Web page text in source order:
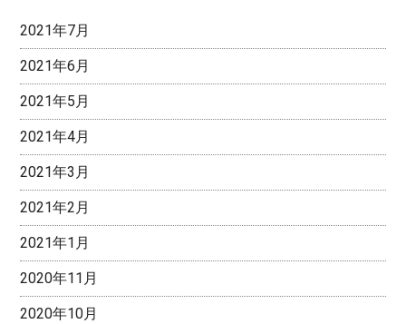
2021年7月
2021年6月
2021年5月
2021年4月
2021年3月
2021年2月
2021年1月
2020年11月
2020年10月